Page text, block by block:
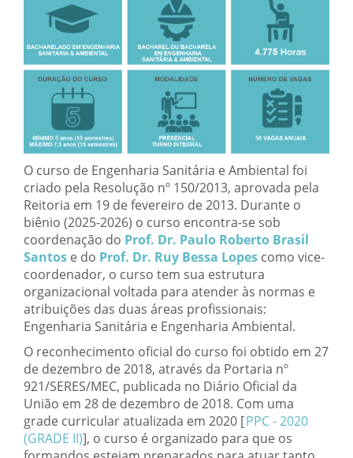
O curso de Engenharia Sanitária e Ambiental foi
criado pela Resolução nº 150/2013, aprovada pela
Reitoria em 19 de fevereiro de 2013. Durante o
biênio (2025-2026) o curso encontra-se sob
coordenação do Prof. Dr. Paulo Roberto Brasil
Santos e do Prof. Dr. Ruy Bessa Lopes como vice-
coordenador, o curso tem sua estrutura
organizacional voltada para atender às normas e
atribuições das duas áreas profissionais:
Engenharia Sanitária e Engenharia Ambiental.
O reconhecimento oficial do curso foi obtido em 27
de dezembro de 2018, através da Portaria nº
921/SERES/MEC, publicada no Diário Oficial da
União em 28 de dezembro de 2018. Com uma
grade curricular atualizada em 2020 [PPC - 2020
(GRADE II)], o curso é organizado para que os